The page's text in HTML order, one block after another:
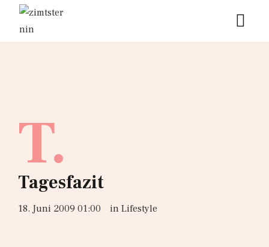
T.
Tagesfazit
18. Juni 2009 01:00 in Lifestyle